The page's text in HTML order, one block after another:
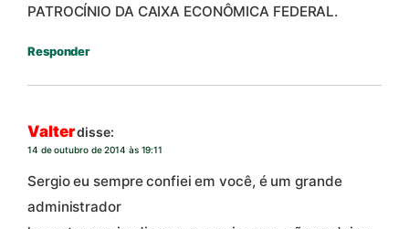
PATROCÍNIO DA CAIXA ECONÔMICA FEDERAL.
Responder
Valterdisse:
14 de outubro de 2014 às 19:11
Sergio eu sempre confiei em você, é um grande
administrador